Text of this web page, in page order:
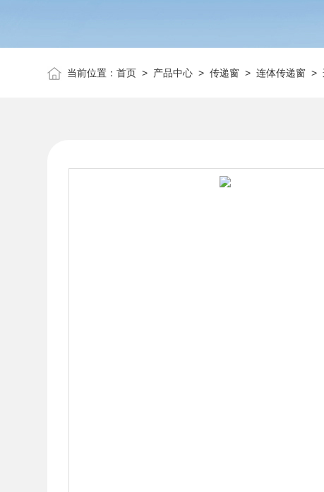
当前位置：首页 > 产品中心 >传递窗 >连体传递窗 >